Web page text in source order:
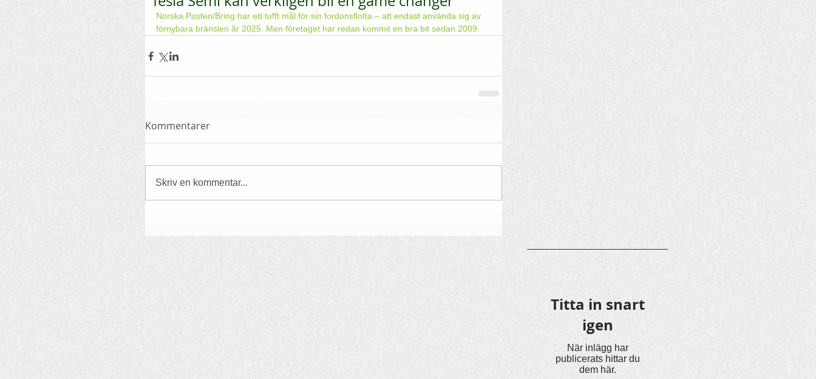
Norska Posten/Bring har ett tufft mål för sin fordonsflotta – att endast använda sig av
förnybara bränslen år 2025. Men företaget har redan kommit en bra bit sedan 2009.
Kommentarer
Skriv en kommentar...
Titta in snart
igen
När inlägg har
publicerats hittar du
dem här.